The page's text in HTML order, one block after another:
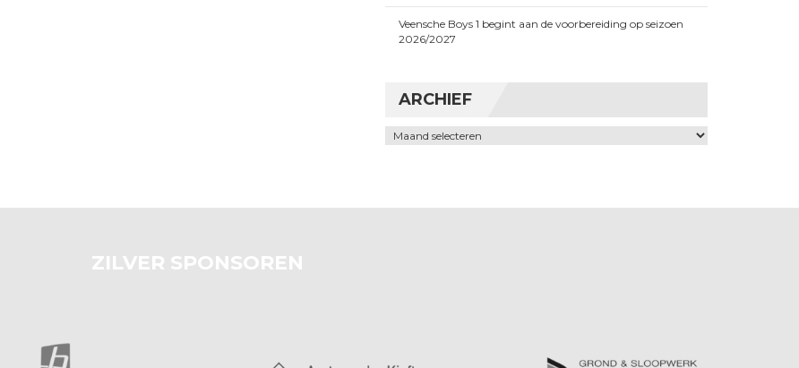
Veensche Boys 1 begint aan de voorbereiding op seizoen
2026/2027
ARCHIEF
Archief
ZILVER SPONSOREN